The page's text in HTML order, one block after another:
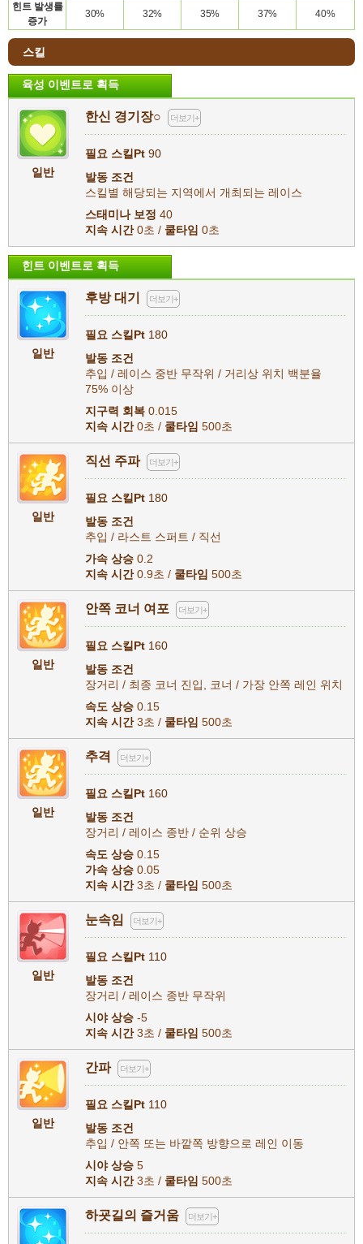
힌트 발생률
증가
30% 32% 35% 37% 40%
스킬
육성 이벤트로 획득
일반
한신 경기장○ 더보기+
필요 스킬Pt 90
발동 조건
스킬별 해당되는 지역에서 개최되는 레이스
스태미나 보정 40
지속 시간0초 / 쿨타임 0초
힌트 이벤트로 획득
일반
후방 대기 더보기+
필요 스킬Pt 180
발동 조건
추입 / 레이스 중반 무작위 / 거리상 위치 백분율
75% 이상
지구력 회복 0.015
지속 시간0초 / 쿨타임 500초
일반
직선 주파 더보기+
필요 스킬Pt 180
발동 조건
추입 / 라스트 스퍼트 / 직선
가속 상승 0.2
지속 시간0.9초 / 쿨타임 500초
일반
안쪽 코너 여포 더보기+
필요 스킬Pt 160
발동 조건
장거리 / 최종 코너 진입, 코너 / 가장 안쪽 레인 위치
속도 상승 0.15
지속 시간3초 / 쿨타임 500초
일반
추격 더보기+
필요 스킬Pt 160
발동 조건
장거리 / 레이스 종반 / 순위 상승
속도 상승 0.15
가속 상승 0.05
지속 시간3초 / 쿨타임 500초
일반
눈속임 더보기+
필요 스킬Pt 110
발동 조건
장거리 / 레이스 종반 무작위
시야 상승 -5
지속 시간3초 / 쿨타임 500초
일반
간파 더보기+
필요 스킬Pt 110
발동 조건
추입 / 안쪽 또는 바깥쪽 방향으로 레인 이동
시야 상승 5
지속 시간3초 / 쿨타임 500초
하굣길의 즐거움 더보기+